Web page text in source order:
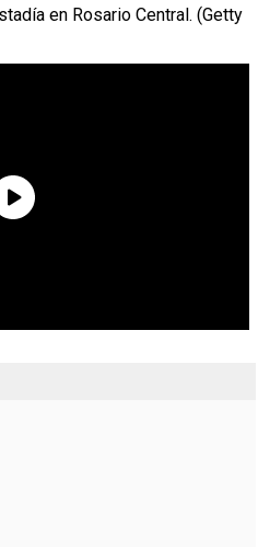
en Rosario Central. (Getty